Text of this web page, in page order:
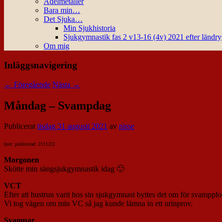
Bara min…
Det Sjuka…
Min Sjukhistoria
Sjukgymnastik fas 2 v13-16 (4v) 2021 efter
Om mig
Inläggsnavigering
← Föregående Nästa →
Måndag – Svampdag
Publicerattisdag 31 augusti 2021 av nisse
[not: publicerad: 211122]
Morgonen
Skötte min sängsjukgymnastik idag 🙂
VCT
Efter att hustrun varit hos sin sjukgymnast byttes det om för
Vi tog vägen om min VC så jag kunde lämna in ett urinprov.